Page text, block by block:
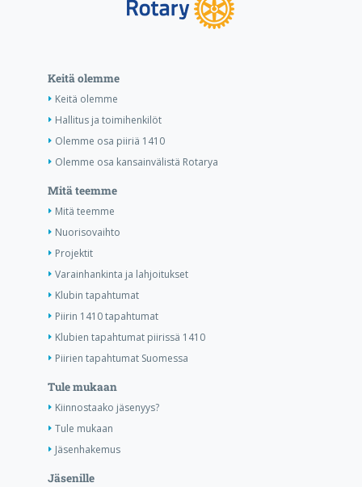
Keitä olemme
Keitä olemme
Hallitus ja toimihenkilöt
Olemme osa piiriä 1410
Olemme osa kansainvälistä Rotarya
Mitä teemme
Mitä teemme
Nuorisovaihto
Projektit
Varainhankinta ja lahjoitukset
Klubin tapahtumat
Piirin 1410 tapahtumat
Klubien tapahtumat piirissä 1410
Piirien tapahtumat Suomessa
Tule mukaan
Kiinnostaako jäsenyys?
Tule mukaan
Jäsenhakemus
Jäsenille